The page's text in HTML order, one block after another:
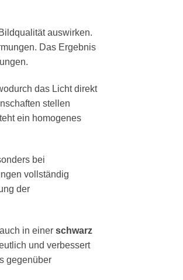
auswirken.
Das Ergebnis
das Licht direkt
stellen
ein homogenes
bei
vollständig
der
in einer schwarz
und verbessert
gegenüber